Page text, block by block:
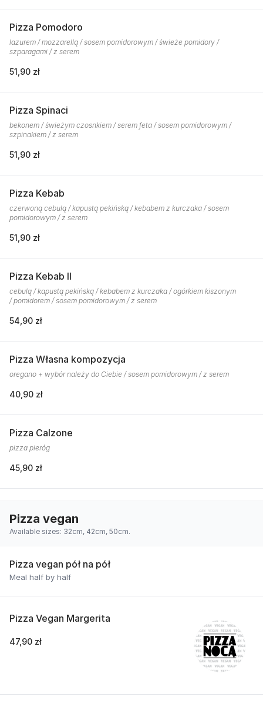
Pizza Pomodoro
lazurem / mozzarellą / sosem pomidorowym / świeże pomidory /
szparagami / z serem
51,90 zł
Pizza Spinaci
bekonem / świeżym czosnkiem / serem feta / sosem pomidorowym /
szpinakiem / z serem
51,90 zł
Pizza Kebab
czerwoną cebulą / kapustą pekińską / kebabem z kurczaka / sosem
pomidorowym / z serem
51,90 zł
Pizza Kebab II
cebulą / kapustą pekińską / kebabem z kurczaka / ogórkiem kiszonym
/ pomidorem / sosem pomidorowym / z serem
54,90 zł
Pizza Własna kompozycja
oregano + wybór należy do Ciebie / sosem pomidorowym / z serem
40,90 zł
Pizza Calzone
pizza pieróg
45,90 zł
Pizza vegan
Available sizes: 32cm, 42cm, 50cm.
Pizza vegan pół na pół
Meal half by half
Pizza Vegan Margerita
47,90 zł